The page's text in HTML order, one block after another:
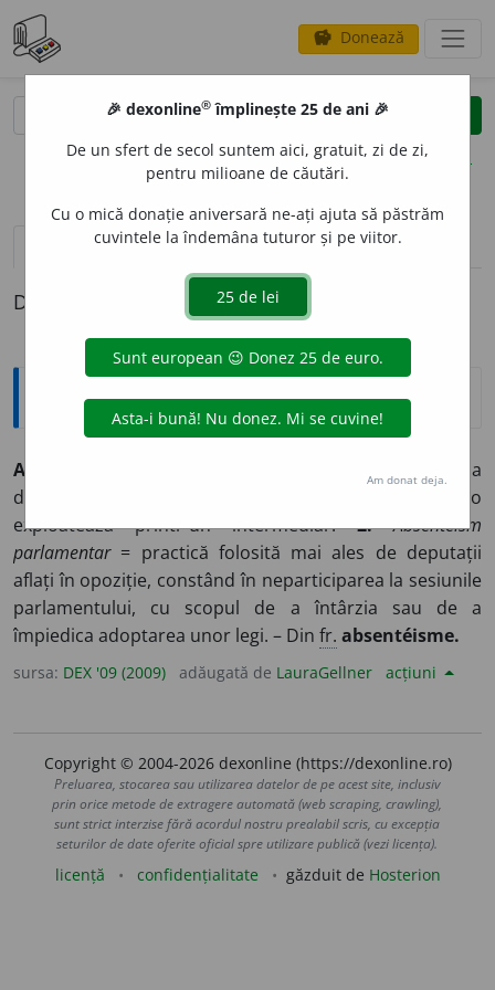
savings Donează
clear
opțiuni
definiții (1) pronunțievolume_up (5)
Definiția cu ID-ul 821459:
Explicative DEX
ABSENTE
Absență îndelungată a
deținătorului unei proprietăți funciare, pe care o
exploatează printr-un intermediar.2.
Absenteism
parlamentar= practică folosită mai ales de deputații
aflați în opoziție, constând în neparticiparea la sesiunile
parlamentului, cu scopul de a întârzia sau de a
împiedica adoptarea unor legi. – Din fr. absentéisme.
sursa: DEX '09 (2009) adăugată de LauraGellner acțiuni
Copyright © 2004-2026 dexonline (https://dexonline.ro)
Preluarea, stocarea sau utilizarea datelor de pe acest site, inclusiv
prin orice metode de extragere automată (web scraping, crawling),
sunt strict interzise fără acordul nostru prealabil scris, cu excepția
seturilor de date oferite oficial spre utilizare publică (vezi licența).
licență confidențialitate găzduit de Hosterion
🎉 dexonline® împlinește 25 de ani 🎉
De un sfert de secol suntem aici, gratuit, zi de zi,
pentru milioane de căutări.
Cu o mică donație aniversară ne-ați ajuta să păstrăm
cuvintele la îndemâna tuturor și pe viitor.
Am donat deja.